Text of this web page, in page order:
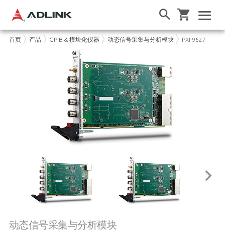
首页 产品 GPIB & 模块化仪器 动态信号采集与分析模块 PXI-9527
动态信号采集与分析模块